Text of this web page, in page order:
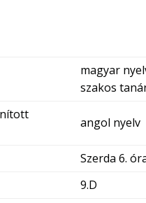
magyar
szakos
angol nyelv
Szerda 6.
9.D